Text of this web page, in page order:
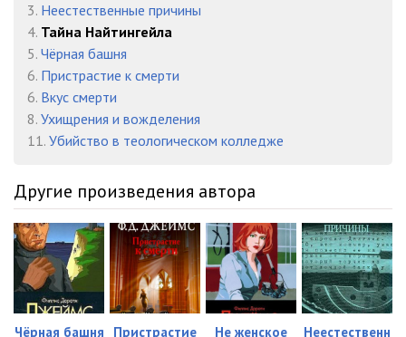
3. Неестественные причины
4. Тайна Найтингейла
5. Чёрная башня
6. Пристрастие к смерти
6. Вкус смерти
8. Ухищрения и вожделения
11. Убийство в теологическом колледже
Другие произведения автора
Чёрная башня
Пристрастие
Не женское
Неестественн